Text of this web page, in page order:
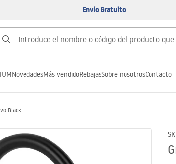
Envío Gratuito
NovedadesMás vendidoRebajasSobre nosotrosContacto
Black